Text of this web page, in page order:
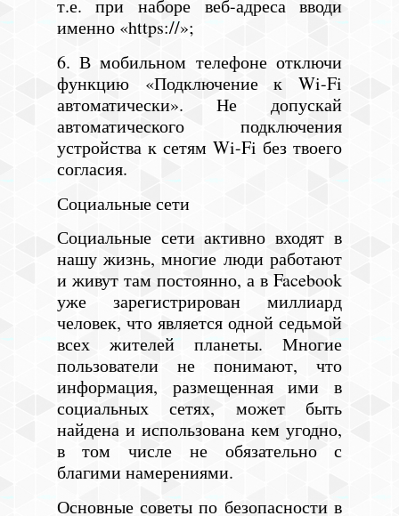
т.е. при наборе веб-адреса вводи
именно «https://»;
6. В мобильном телефоне отключи
функцию «Подключение к Wi-Fi
автоматически». Не допускай
автоматического подключения
устройства к сетям Wi-Fi без твоего
согласия.
Социальные сети
Социальные сети активно входят в
нашу жизнь, многие люди работают
и живут там постоянно, а в Facebook
уже зарегистрирован миллиард
человек, что является одной седьмой
всех жителей планеты. Многие
пользователи не понимают, что
информация, размещенная ими в
социальных сетях, может быть
найдена и использована кем угодно,
в том числе не обязательно с
благими намерениями.
Основные советы по безопасности в